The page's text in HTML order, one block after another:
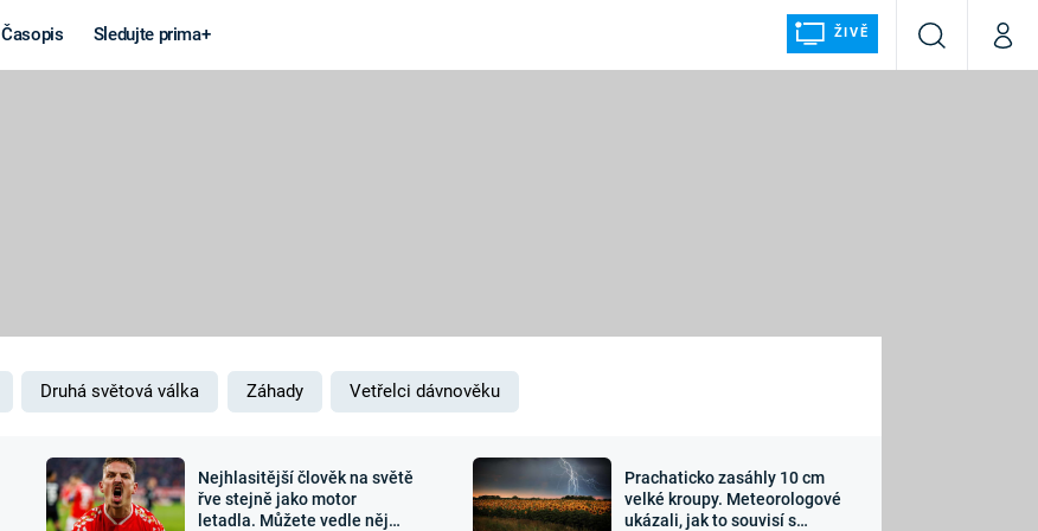
Časopis Sledujte prima+ ŽIVĚ
VyhledáváníMůj
MARS
Záhady a
Zajímavosti Sledujte nás
Druhá světová válka Záhady Vetřelci dávnověku
Nejhlasitější člověk na světě
řve stejně jako motor
letadla. Můžete vedle něj
Prachaticko zasáhly 10 cm
velké kroupy. Meteorologové
ukázali, jak to souvisí s